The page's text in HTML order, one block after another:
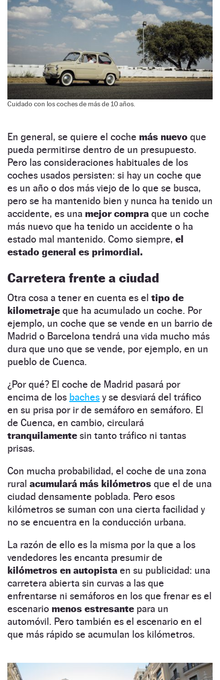
Cuidado con los coches de más de 10 años.
En general, se quiere el coche más nuevo que
pueda permitirse dentro de un presupuesto.
Pero las consideraciones habituales de los
coches usados persisten: si hay un coche que
es un año o dos más viejo de lo que se busca,
pero se ha mantenido bien y nunca ha tenido un
accidente, es una mejor compra que un coche
más nuevo que ha tenido un accidente o ha
estado mal mantenido. Como siempre, el
estado general es primordial.
Carretera frente a ciudad
Otra cosa a tener en cuenta es el tipo de
kilometraje que ha acumulado un coche. Por
ejemplo, un coche que se vende en un barrio de
Madrid o Barcelona tendrá una vida mucho más
dura que uno que se vende, por ejemplo, en un
pueblo de Cuenca.
¿Por qué? El coche de Madrid pasará por
encima de los baches y se desviará del tráfico
en su prisa por ir de semáforo en semáforo. El
de Cuenca, en cambio, circulará
tranquilamente sin tanto tráfico ni tantas
prisas.
Con mucha probabilidad, el coche de una zona
rural acumulará más kilómetros que el de una
ciudad densamente poblada. Pero esos
kilómetros se suman con una cierta facilidad y
no se encuentra en la conducción urbana.
La razón de ello es la misma por la que a los
vendedores les encanta presumir de
kilómetros en autopista en su publicidad: una
carretera abierta sin curvas a las que
enfrentarse ni semáforos en los que frenar es el
escenario menos estresante para un
automóvil. Pero también es el escenario en el
que más rápido se acumulan los kilómetros.